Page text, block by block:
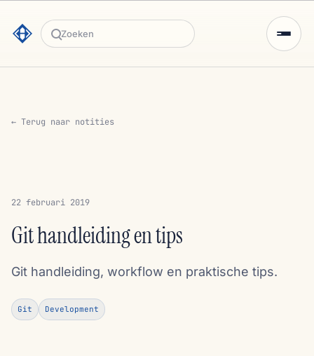
Zoeken
← Terug naar notities
22 februari 2019
Git handleiding en tips
Git handleiding, workflow en praktische tips.
Git Development